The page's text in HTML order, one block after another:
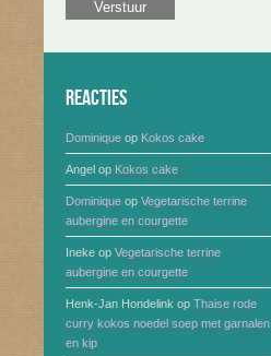
Reacties
Dominique op Kokos cake
Angel op Kokos cake
Dominique op Vegetarische terrine
aubergine en courgette
Ineke op Vegetarische terrine
aubergine en courgette
Henk-Jan Hondelink op Thaise rode
curry kokos noedel soep met garnalen
en kip